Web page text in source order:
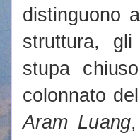
distinguono
struttura,
stupa
colonnato del
Aram Luang